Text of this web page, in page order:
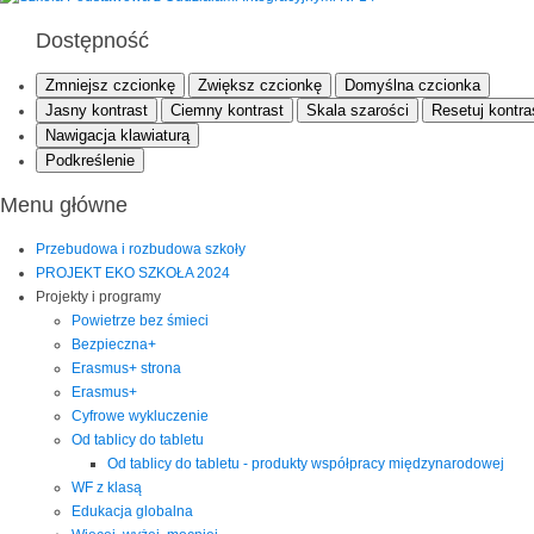
Dostępność
Zmniejsz czcionkę Zwiększ czcionkę
Domyślna czcionka
Jasny kontrast
Ciemny kontrast Skala szarości
Resetuj
Nawigacja klawiaturą
Podkreślenie
Menu główne
Przebudowa i rozbudowa szkoły
PROJEKT EKO SZKOŁA 2024
Projekty i programy
Powietrze bez śmieci
Bezpieczna+
Erasmus+ strona
Erasmus+
Cyfrowe wykluczenie
Od tablicy do tabletu
Od tablicy do tabletu - produkty współpracy międzynarodowej
WF z klasą
Edukacja globalna